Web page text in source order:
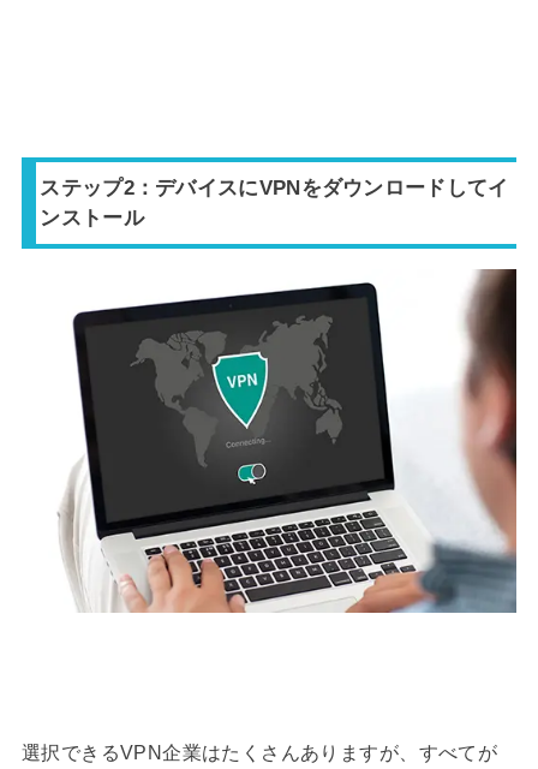
ステップ2：デバイスにVPNをダウンロードしてイ
ンストール
選択できるVPN企業はたくさんありますが、すべてが